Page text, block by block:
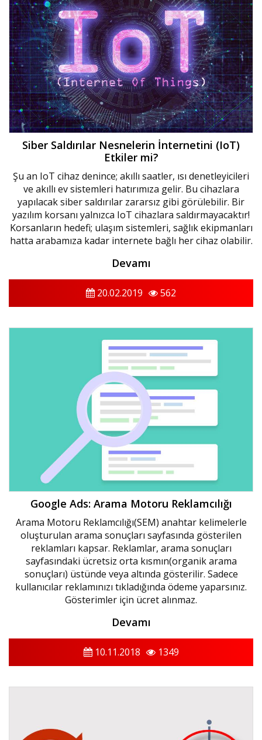
Siber Saldırılar Nesnelerin İnternetini (IoT)
Etkiler mi?
Şu an IoT cihaz denince; akıllı saatler, ısı denetleyicileri
ve akıllı ev sistemleri hatırımıza gelir. Bu cihazlara
yapılacak siber saldırılar zararsız gibi görülebilir. Bir
yazılım korsanı yalnızca IoT cihazlara saldırmayacaktır!
Korsanların hedefi; ulaşım sistemleri, sağlık ekipmanları
hatta arabamıza kadar internete bağlı her cihaz olabilir.
Devamı
20.02.2019 562
Google Ads: Arama Motoru Reklamcılığı
Arama Motoru Reklamcılığı(SEM) anahtar kelimelerle
oluşturulan arama sonuçları sayfasında gösterilen
reklamları kapsar. Reklamlar, arama sonuçları
sayfasındaki ücretsiz orta kısmın(organik arama
sonuçları) üstünde veya altında gösterilir. Sadece
kullanıcılar reklamınızı tıkladığında ödeme yaparsınız.
Gösterimler için ücret alınmaz.
Devamı
10.11.2018 1349